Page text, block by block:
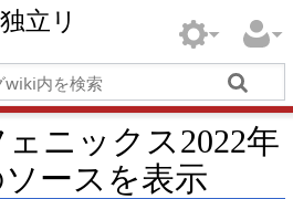
立リ
ニックス2022年
ースを表示